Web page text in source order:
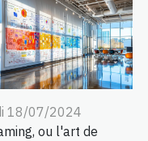
18/07/2024
ou l'art de